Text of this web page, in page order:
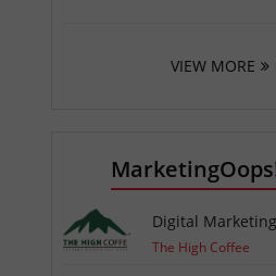
VIEW MORE
Digital
The High Coffee